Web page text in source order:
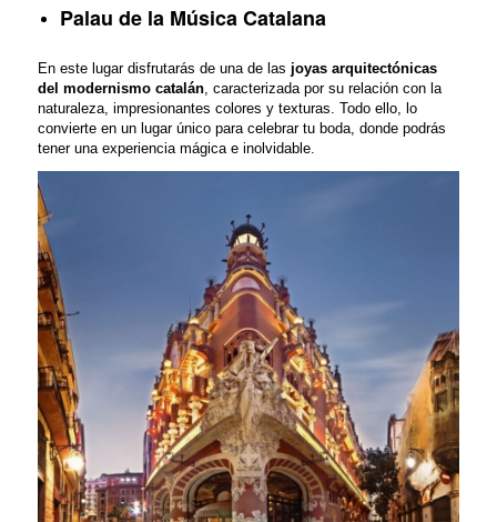
Palau de la Música Catalana
En este lugar disfrutarás de una de las joyas arquitectónicas
del modernismo catalán, caracterizada por su relación con la
naturaleza, impresionantes colores y texturas. Todo ello, lo
convierte en un lugar único para celebrar tu boda, donde podrás
tener una experiencia mágica e inolvidable.